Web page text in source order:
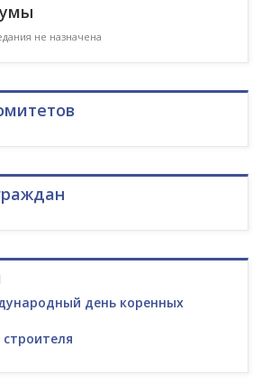
не назначена
день коренных
строителя